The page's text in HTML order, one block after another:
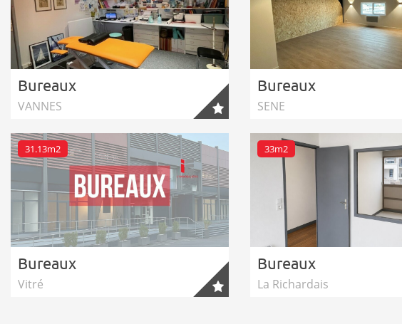
Bureaux
VANNES
Bureaux
SENE
31.13m2
Bureaux
Vitré
33m2
Bureaux
La Richardais